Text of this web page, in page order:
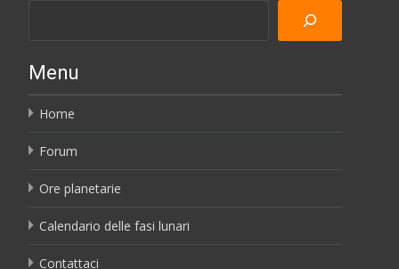
Menu
Home
Forum
Ore planetarie
Calendario delle fasi lunari
Contattaci